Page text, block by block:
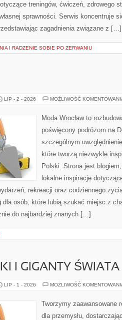
treningów, ćwiczeń, zdrowego
sprawności. Serwis koncentruje
zagadnienia związane z […]
I RADZENIE SOBIE PO ZERWANIU
LIP - 2 - 2026 MOŻLIWOŚĆ
Moda Wrocław to
poświęcony podróżom na
szczególnym
które tworzą niezwykle
Polski. Strona jest
lokalne inspiracje
rekreacji oraz codziennego
dla osób, które lubią szukać miejsc z
do najbardziej znanych […]
I GIGANTY ŚWIATA
LIP - 1 - 2026 MOŻLIWOŚĆ
Tworzymy zaawansowane
dla przemysłu,